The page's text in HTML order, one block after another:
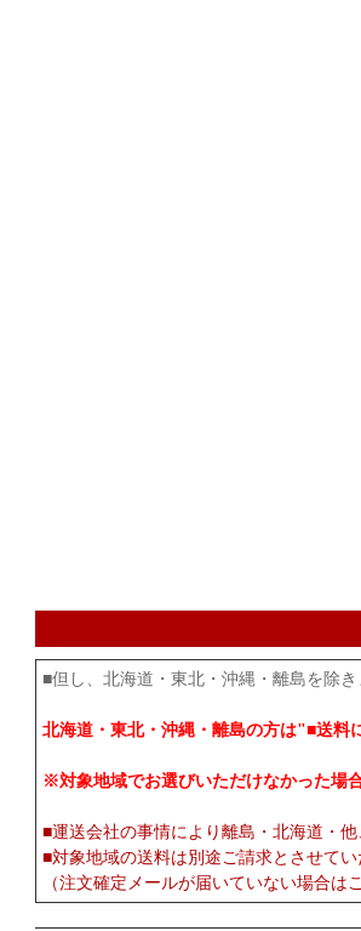
■但し、北海道・東北・沖縄・離島を除き
北海道・東北・沖縄・離島の方は"■送料
※対象地域でお選びいただけなかった場
■運送会社の事情により離島・北海道・
■対象地域の送料は別途ご請求とさせて
（注文確定メールが届いていない場合は